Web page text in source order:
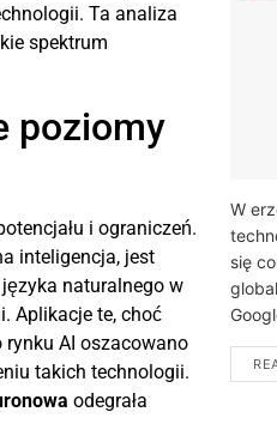
Ta analiza
spektrum
poziomy
i ograniczeń.
inteligencja, jest
naturalnego w
Aplikacje te, choć
AI oszacowano
takich technologii.
odegrała
W
się